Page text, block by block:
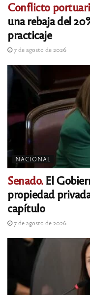
Conflicto
una rebaja del
practicaje
7 de agosto de 2026
NACIONAL
Senado.El
propiedad
capítulo
7 de agosto de 2026